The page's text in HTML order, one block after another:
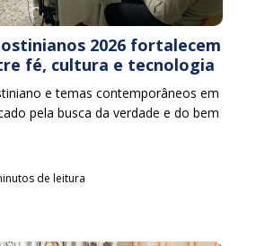
2026 fortalecem
fé, cultura e tecnologia
e temas contemporâneos em
pela busca da verdade e do bem
de leitura